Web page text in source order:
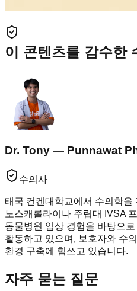
이 콘텐츠를 감수한
Dr. Tony — Punnawat
수의사
태국 컨켄대학교에서 수의학을
노스캐롤라이나 주립대 IVSA
동물병원 임상 경험을 바탕으
활동하고 있으며, 보호자와 수
환경 구축에 힘쓰고 있습니다.
자주 묻는 질문